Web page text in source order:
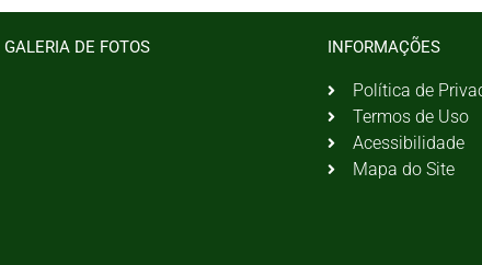
GALERIA DE FOTOS INFORMAÇÕES
Política de
Termos de Uso
Acessibilidade
Mapa do Site